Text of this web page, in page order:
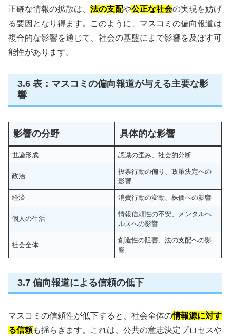
正確な情報の拡散は、 法の支配や公正な社会の実現を妨げ
る要因となり得ます。このように、マスコミの偏向報道は
複合的な影響を通じて、社会の基盤にまで影響を及ぼす可
能性があります。
3.6 表：マスコミの偏向報道が与える主要な影
響
影響の分野 具体的な影響
世論形成 認識の歪み、社会的分断
政治
投票行動の偏り、政策決定への
影響
経済 消費行動の変動、株価への影響
個人の生活
情報信頼性の不安、メンタルヘ
ルスへの影響
社会全体
創造性の阻害、法の支配への影
響
3.7 偏向報道による信頼の低下
マスコミの信頼性が低下すると、社会全体の情報源に対す
る信頼も揺らぎます。これは、公共の意志決定プロセスや